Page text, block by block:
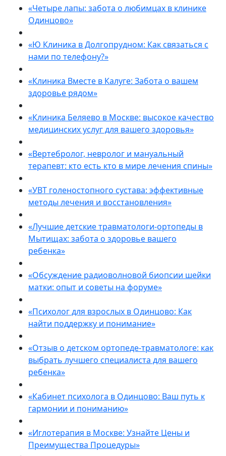
«Четыре лапы: забота о любимцах в клинике
Одинцово»
«Ю Клиника в Долгопрудном: Как связаться с
нами по телефону?»
«Клиника Вместе в Калуге: Забота о вашем
здоровье рядом»
«Клиника Беляево в Москве: высокое качество
медицинских услуг для вашего здоровья»
«Вертебролог, невролог и мануальный
терапевт: кто есть кто в мире лечения спины»
«УВТ голеностопного сустава: эффективные
методы лечения и восстановления»
«Лучшие детские травматологи-ортопеды в
Мытищах: забота о здоровье вашего
ребенка»
«Обсуждение радиоволновой биопсии шейки
матки: опыт и советы на форуме»
«Психолог для взрослых в Одинцово: Как
найти поддержку и понимание»
«Отзыв о детском ортопеде-травматологе: как
выбрать лучшего специалиста для вашего
ребенка»
«Кабинет психолога в Одинцово: Ваш путь к
гармонии и пониманию»
«Иглотерапия в Москве: Узнайте Цены и
Преимущества Процедуры»